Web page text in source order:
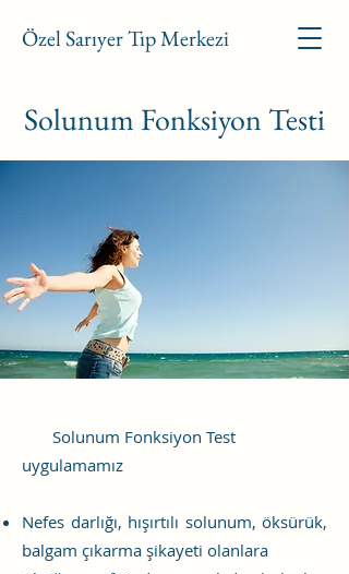
Özel Sarıyer Tıp Merkezi
Solunum Fonksiyon Testi
Solunum Fonksiyon Test
uygulamamız
Nefes darlığı, hışırtılı solunum, öksürük,
balgam çıkarma şikayeti olanlara